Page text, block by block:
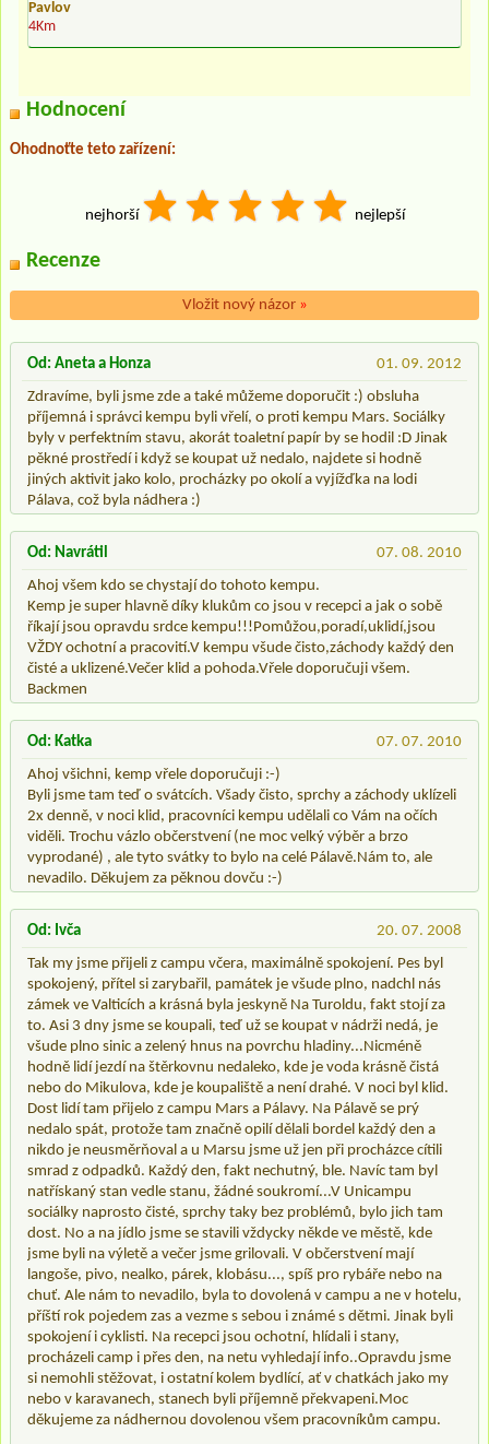
Pavlov
4Km
Hodnocení
Ohodnoťte teto zařízení:
nejhorší nejlepší
Recenze
Vložit nový názor »
01. 09. 2012
Od: Aneta a Honza
Zdravíme, byli jsme zde a také můžeme doporučit :) obsluha
příjemná i správci kempu byli vřelí, o proti kempu Mars. Sociálky
byly v perfektním stavu, akorát toaletní papír by se hodil :D Jinak
pěkné prostředí i když se koupat už nedalo, najdete si hodně
jiných aktivit jako kolo, procházky po okolí a vyjížďka na lodi
Pálava, což byla nádhera :)
07. 08. 2010
Od: Navrátil
Ahoj všem kdo se chystají do tohoto kempu.
Kemp je super hlavně díky klukům co jsou v recepci a jak o sobě
říkají jsou opravdu srdce kempu!!!Pomůžou,poradí,uklidí,jsou
VŽDY ochotní a pracovití.V kempu všude čisto,záchody každý den
čisté a uklizené.Večer klid a pohoda.Vřele doporučuji všem.
Backmen
07. 07. 2010
Od: Katka
Ahoj všichni, kemp vřele doporučuji :-)
Byli jsme tam teď o svátcích. Všady čisto, sprchy a záchody uklízeli
2x denně, v noci klid, pracovníci kempu udělali co Vám na očích
viděli. Trochu vázlo občerstvení (ne moc velký výběr a brzo
vyprodané) , ale tyto svátky to bylo na celé Pálavě.Nám to, ale
nevadilo. Děkujem za pěknou dovču :-)
20. 07. 2008
Od: Ivča
Tak my jsme přijeli z campu včera, maximálně spokojení. Pes byl
spokojený, přítel si zarybařil, památek je všude plno, nadchl nás
zámek ve Valticích a krásná byla jeskyně Na Turoldu, fakt stojí za
to. Asi 3 dny jsme se koupali, teď už se koupat v nádrži nedá, je
všude plno sinic a zelený hnus na povrchu hladiny...Nicméně
hodně lidí jezdí na štěrkovnu nedaleko, kde je voda krásně čistá
nebo do Mikulova, kde je koupaliště a není drahé. V noci byl klid.
Dost lidí tam přijelo z campu Mars a Pálavy. Na Pálavě se prý
nedalo spát, protože tam značně opilí dělali bordel každý den a
nikdo je neusměrňoval a u Marsu jsme už jen při procházce cítili
smrad z odpadků. Každý den, fakt nechutný, ble. Navíc tam byl
natřískaný stan vedle stanu, žádné soukromí...V Unicampu
sociálky naprosto čisté, sprchy taky bez problémů, bylo jich tam
dost. No a na jídlo jsme se stavili vždycky někde ve městě, kde
jsme byli na výletě a večer jsme grilovali. V občerstvení mají
langoše, pivo, nealko, párek, klobásu..., spíš pro rybáře nebo na
chuť. Ale nám to nevadilo, byla to dovolená v campu a ne v hotelu,
příští rok pojedem zas a vezme s sebou i známé s dětmi. Jinak byli
spokojení i cyklisti. Na recepci jsou ochotní, hlídali i stany,
procházeli camp i přes den, na netu vyhledají info..Opravdu jsme
si nemohli stěžovat, i ostatní kolem bydlící, ať v chatkách jako my
nebo v karavanech, stanech byli příjemně překvapeni.Moc
děkujeme za nádhernou dovolenou všem pracovníkům campu.